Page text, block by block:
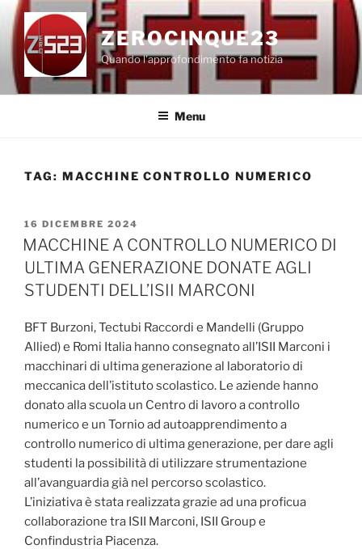
Salta
contenuto
ZEROCINQUE23
Quando l'approfondimento fa notizia
Menu
TAG: MACCHINE CONTROLLO NUMERICO
PUBBLICATO
IL
16 DICEMBRE 2024
MACCHINE A CONTROLLO NUMERICO DI
ULTIMA GENERAZIONE DONATE AGLI
STUDENTI DELL’ISII MARCONI
BFT Burzoni, Tectubi Raccordi e Mandelli (Gruppo
Allied) e Romi Italia hanno consegnato all’ISII Marconi i
macchinari di ultima generazione al laboratorio di
meccanica dell’istituto scolastico. Le aziende hanno
donato alla scuola un Centro di lavoro a controllo
numerico e un Tornio ad autoapprendimento a
controllo numerico di ultima generazione, per dare agli
studenti la possibilità di utilizzare strumentazione
all’avanguardia già nel percorso scolastico.
L’iniziativa è stata realizzata grazie ad una proficua
collaborazione tra ISII Marconi, ISII Group e
Confindustria Piacenza.